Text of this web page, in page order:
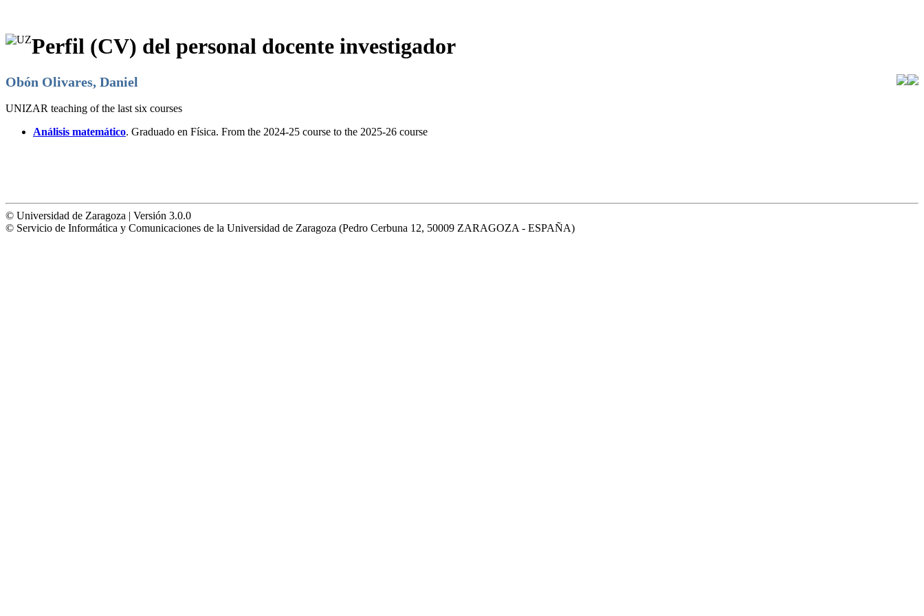
Perfil (CV) del personal docente investigador
Obón Olivares, Daniel
UNIZAR teaching of the last six courses
Análisis matemático. Graduado en Física. From the 2024-25 course to the 2025-26 course
© Universidad de Zaragoza | Versión 3.0.0
© Servicio de Informática y Comunicaciones de la Universidad de Zaragoza (Pedro Cerbuna 12, 50009 ZARAGOZA - ESPAÑA)